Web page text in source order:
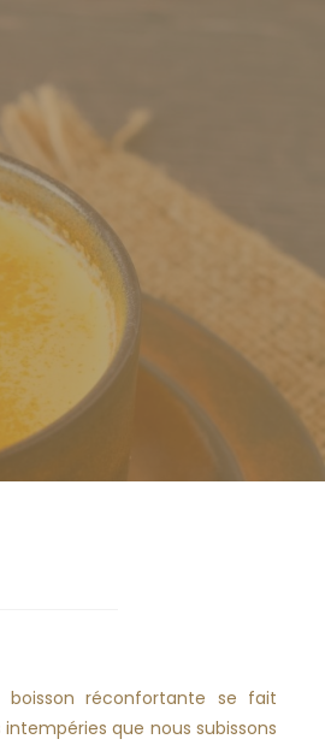
boisson réconfortante se fait
que nous subissons